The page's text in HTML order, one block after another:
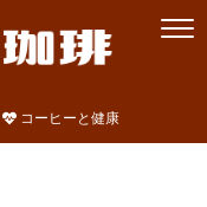
コーヒーと健康